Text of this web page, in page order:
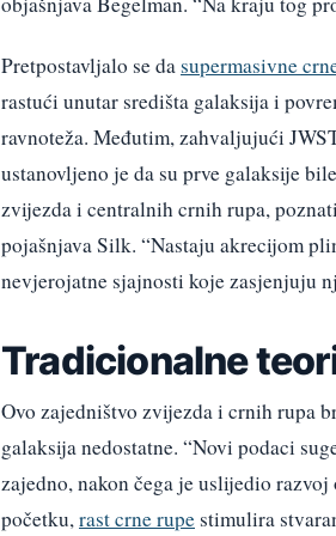
Pretpostavljalo se dasupermasivne
rastući unutar središta galaksija i
ravnoteža. Međutim, zahvaljujući
ustanovljeno je da su prve galaksije
zvijezda i centralnih crnih rupa,
pojašnjava Silk. “Nastaju akrecijom
nevjerojatne sjajnosti koje zasjenjuju
Tradicionalne
Ovo zajedništvo zvijezda i crnih rupa
galaksija nedostatne. “Novi podaci
zajedno, nakon čega je uslijedio
početku,rast crne rupestimulira